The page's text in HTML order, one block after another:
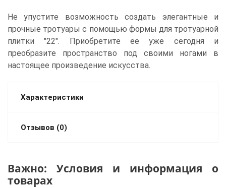
Не упустите возможность создать элегантные и
прочные тротуары с помощью формы для тротуарной
плитки "22". Приобретите ее уже сегодня и
преобразите пространство под своими ногами в
настоящее произведение искусства.
Характеристики
Отзывов (0)
Важно: Условия и информация о
товарах